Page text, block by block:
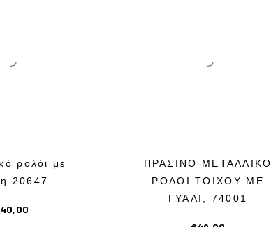
ρολόι με
20647
40,00
ΠΡΑΣΙΝΟ ΜΕΤΑΛΛΙΚΟ
ΡΟΛΟΙ ΤΟΙΧΟΥ ΜΕ
ΓΥΑΛΙ, 74001